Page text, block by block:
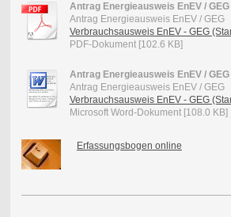
Antrag Energieausweis EnEV / GEG
Antrag Energieausweis EnEV / GEG
Verbrauchsausweis EnEV - GEG
PDF-Dokument [102.6 KB]
Antrag Energieausweis EnEV / GEG
Antrag Energieausweis EnEV / GEG
Verbrauchsausweis EnEV - GEG
Microsoft Word-Dokument [108.0 KB]
Erfassungsbogen online